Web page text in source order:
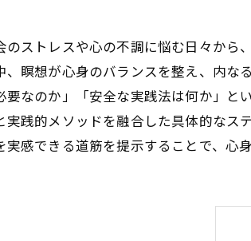
のストレスや心の不調に悩む日々から
、瞑想が心身のバランスを整え、内な
要なのか」「安全な実践法は何か」と
実践的メソッドを融合した具体的なス
実感できる道筋を提示することで、心